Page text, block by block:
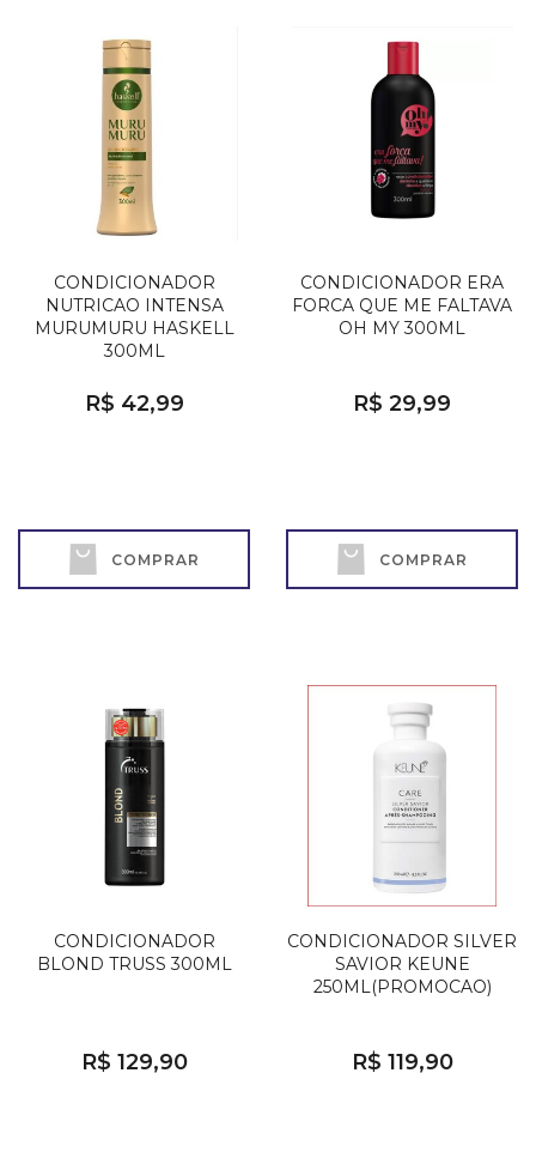
CONDICIONADOR
NUTRICAO INTENSA
MURUMURU HASKELL
300ML
R$ 42,99
COMPRAR
CONDICIONADOR ERA
FORCA QUE ME FALTAVA
OH MY 300ML
R$ 29,99
COMPRAR
CONDICIONADOR
BLOND TRUSS 300ML
R$ 129,90
CONDICIONADOR SILVER
SAVIOR KEUNE
250ML(PROMOCAO)
R$ 119,90